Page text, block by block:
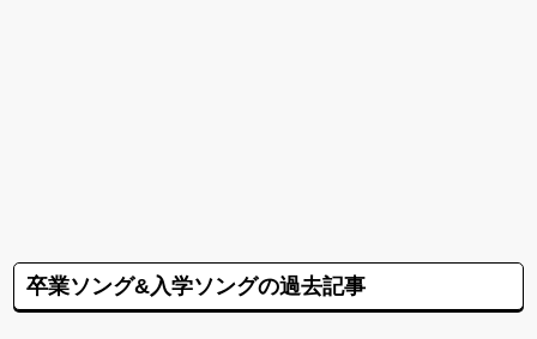
卒業ソング&入学ソングの過去記事